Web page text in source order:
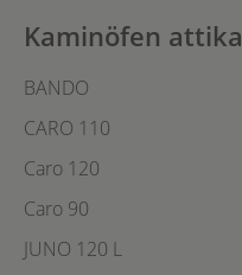
Kaminöfen attika
BANDO
CARO 110
Caro 120
Caro 90
JUNO 120 L